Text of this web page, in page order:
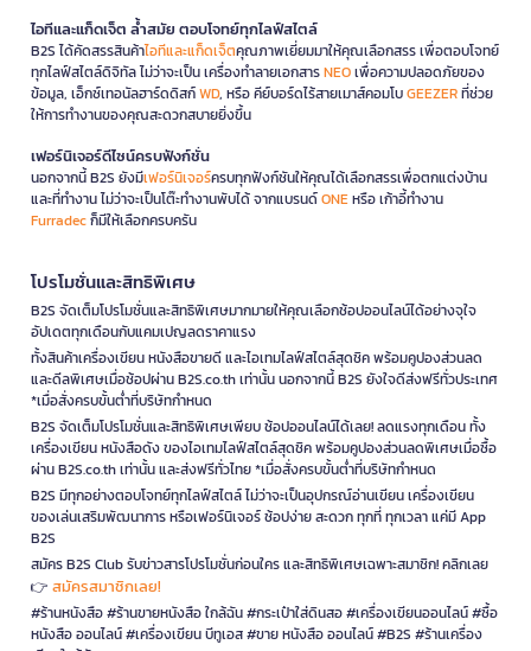
ไอทีและแก็ดเจ็ต ล้ำสมัย ตอบโจทย์ทุกไลฟ์สไตล์
B2S ได้คัดสรรสินค้าไอทีและแก็ดเจ็ตคุณภาพเยี่ยมมาให้คุณเลือกสรร เพื่อตอบโจทย์
ทุกไลฟ์สไตล์ดิจิทัล ไม่ว่าจะเป็น เครื่องทำลายเอกสารNEOเพื่อความปลอดภัยของ
ข้อมูล, เอ็กซ์เทอนัลฮาร์ดดิสก์WD, หรือ คีย์บอร์ดไร้สายเมาส์คอมโบGEEZERที่ช่วย
ให้การทำงานของคุณสะดวกสบายยิ่งขึ้น
เฟอร์นิเจอร์ดีไซน์ครบฟังก์ชั่น
นอกจากนี้ B2S ยังมีเฟอร์นิเจอร์ครบทุกฟังก์ชันให้คุณได้เลือกสรรเพื่อตกแต่งบ้าน
และที่ทำงาน ไม่ว่าจะเป็นโต๊ะทำงานพับได้ จากแบรนด์ONEหรือ เก้าอี้ทำงาน
Furradecก็มีให้เลือกครบครัน
โปรโมชั่นและสิทธิพิเศษ
B2S จัดเต็มโปรโมชั่นและสิทธิพิเศษมากมายให้คุณเลือกช้อปออนไลน์ได้อย่างจุใจ
อัปเดตทุกเดือนกับแคมเปญลดราคาแรง
ทั้งสินค้าเครื่องเขียน หนังสือขายดี และไอเทมไลฟ์สไตล์สุดชิค พร้อมคูปองส่วนลด
และดีลพิเศษเมื่อช้อปผ่าน B2S.co.th เท่านั้น นอกจากนี้ B2S ยังใจดีส่งฟรีทั่วประเทศ
*เมื่อสั่งครบขั้นต่ำที่บริษัทกำหนด
B2S จัดเต็มโปรโมชั่นและสิทธิพิเศษเพียบ ช้อปออนไลน์ได้เลย! ลดแรงทุกเดือน ทั้ง
เครื่องเขียน หนังสือดัง ของไอเทมไลฟ์สไตล์สุดชิค พร้อมคูปองส่วนลดพิเศษเมื่อซื้อ
ผ่าน B2S.co.th เท่านั้น และส่งฟรีทั่วไทย *เมื่อสั่งครบขั้นต่ำที่บริษัทกำหนด
B2S มีทุกอย่างตอบโจทย์ทุกไลฟ์สไตล์ ไม่ว่าจะเป็นอุปกรณ์อ่านเขียน เครื่องเขียน
ของเล่นเสริมพัฒนาการ หรือเฟอร์นิเจอร์ ช้อปง่าย สะดวก ทุกที่ ทุกเวลา แค่มี App
B2S
สมัคร B2S Club รับข่าวสารโปรโมชั่นก่อนใคร และสิทธิพิเศษเฉพาะสมาชิก! คลิกเลย
👉 สมัครสมาชิกเลย!
#ร้านหนังสือ #ร้านขายหนังสือ ใกล้ฉัน #กระเป๋าใส่ดินสอ #เครื่องเขียนออนไลน์ #ซื้อ
หนังสือ ออนไลน์ #เครื่องเขียน บีทูเอส #ขาย หนังสือ ออนไลน์ #B2S #ร้านเครื่อง